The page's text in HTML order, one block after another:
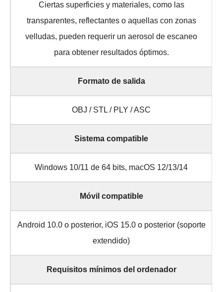
Ciertas superficies y materiales, como las
transparentes, reflectantes o aquellas con zonas
velludas, pueden requerir un aerosol de escaneo
para obtener resultados óptimos.
Formato de salida
OBJ / STL / PLY / ASC
Sistema compatible
Windows 10/11 de 64 bits, macOS 12/13/14
Móvil compatible
Android 10.0 o posterior, iOS 15.0 o posterior (soporte
extendido)
Requisitos mínimos del ordenador